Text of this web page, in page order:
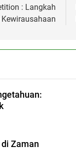
: Langkah
Zaman